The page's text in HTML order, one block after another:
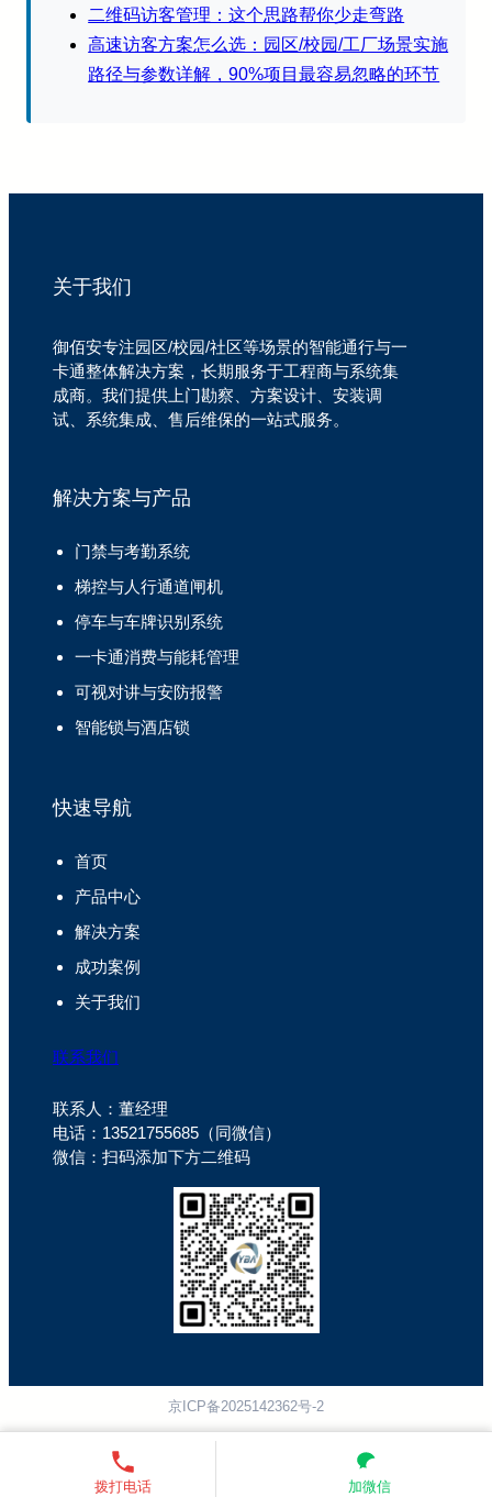
二维码访客管理：这个思路帮你少走弯路
高速访客方案怎么选：园区/校园/工厂场景实施
路径与参数详解，90%项目最容易忽略的环节
关于我们
御佰安专注园区/校园/社区等场景的智能通行与一
卡通整体解决方案，长期服务于工程商与系统集
成商。我们提供上门勘察、方案设计、安装调
试、系统集成、售后维保的一站式服务。
解决方案与产品
门禁与考勤系统
梯控与人行通道闸机
停车与车牌识别系统
一卡通消费与能耗管理
可视对讲与安防报警
智能锁与酒店锁
快速导航
首页
产品中心
解决方案
成功案例
关于我们
联系我们
联系人：董经理
电话：13521755685（同微信）
微信：扫码添加下方二维码
京ICP备2025142362号-2
拨打电话 加微信